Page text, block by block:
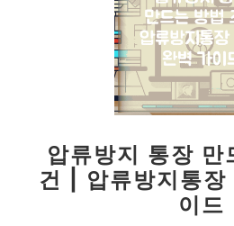
압류방지 통장 만
건 | 압류방지통장
이드